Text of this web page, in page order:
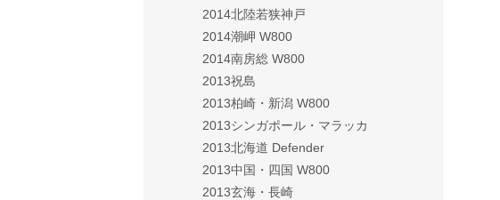
2014北陸若狭神戸
2014潮岬 W800
2014南房総 W800
2013祝島
2013柏崎・新潟 W800
2013シンガポール・マラッカ
2013北海道 Defender
2013中国・四国 W800
2013玄海・長崎